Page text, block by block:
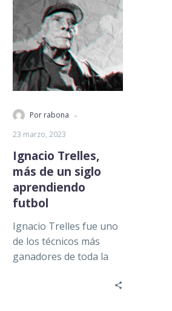
Por rabona -
23 marzo, 2023
Ignacio Trelles,
más de un siglo
aprendiendo
futbol
Ignacio Trelles fue uno
de los técnicos más
ganadores de toda la